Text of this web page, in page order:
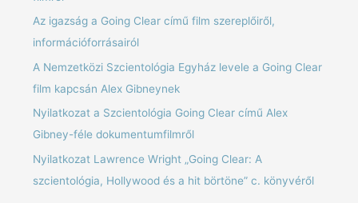
Az igazság a Going Clear című film szereplőiről,
információforrásairól
A Nemzetközi Szcientológia Egyház levele a Going Clear
film kapcsán Alex Gibneynek
Nyilatkozat a Szcientológia Going Clear című Alex
Gibney-féle dokumentumfilmről
Nyilatkozat Lawrence Wright „Going Clear: A
szcientológia, Hollywood és a hit börtöne” c. könyvéről